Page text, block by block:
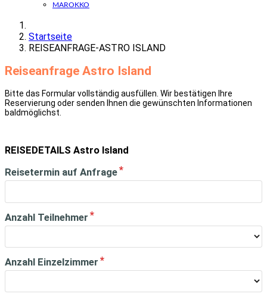
MAROKKO
Startseite
REISEANFRAGE-ASTRO ISLAND
Reiseanfrage Astro Island
Bitte das Formular vollständig ausfüllen. Wir bestätigen Ihre
Reservierung oder senden Ihnen die gewünschten Informationen
baldmöglichst.
REISEDETAILS Astro Island
Reisetermin auf Anfrage
Anzahl Teilnehmer
Anzahl Einzelzimmer